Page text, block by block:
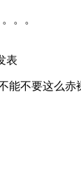
。。
表
能不要这么赤